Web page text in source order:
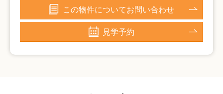
この物件についてお問い合わせ
見学予約